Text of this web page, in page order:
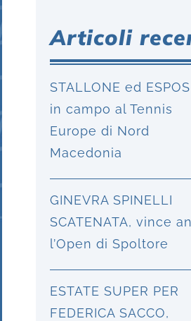
Articoli
STALLONE ed
in campo al Tennis
Europe di Nord
Macedonia
GINEVRA SPINELLI
SCATENATA, vince
l’Open di Spoltore
ESTATE SUPER PER
FEDERICA SACCO,